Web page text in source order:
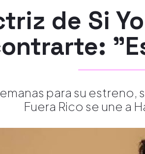
de Si
para su estreno,
Fuera Rico se une a